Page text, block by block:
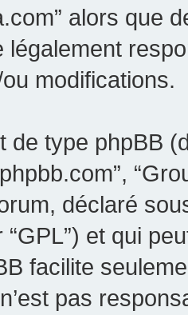
alors que
légalement
modifications.
type phpBB
déclaré
“GPL”) et qui
facilite
pas